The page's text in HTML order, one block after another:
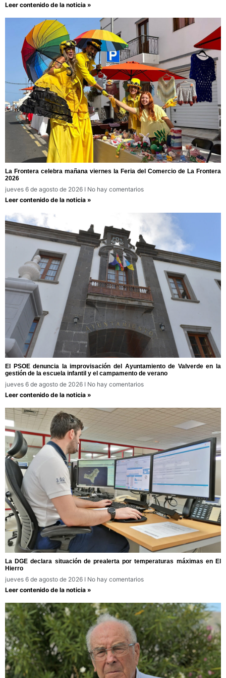
Leer contenido de la noticia »
La Frontera celebra mañana viernes la Feria del Comercio de La Frontera
2026
jueves 6 de agosto de 2026
No hay comentarios
Leer contenido de la noticia »
El PSOE denuncia la improvisación del Ayuntamiento de Valverde en la
gestión de la escuela infantil y el campamento de verano
jueves 6 de agosto de 2026
No hay comentarios
Leer contenido de la noticia »
La DGE declara situación de prealerta por temperaturas máximas en El
Hierro
jueves 6 de agosto de 2026
No hay comentarios
Leer contenido de la noticia »